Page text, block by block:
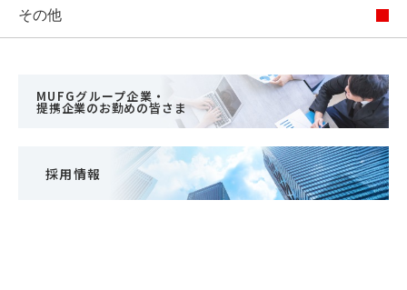
その他
MUFGグループ企業・
提携企業のお勤めの皆さま
採用情報